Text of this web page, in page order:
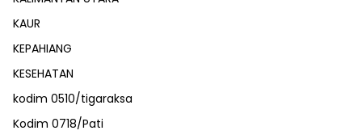
KAUR
KEPAHIANG
KESEHATAN
kodim 0510/tigaraksa
Kodim 0718/Pati